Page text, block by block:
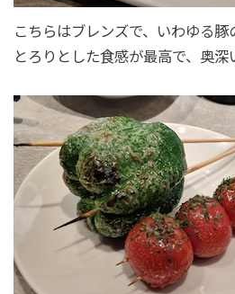
こちらはブレンズで、いわゆる豚
とろりとした食感が最高で、奥深